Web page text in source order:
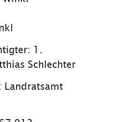
1.
Schlechter
Landratsamt